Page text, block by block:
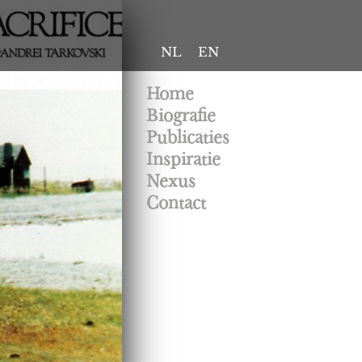
NL EN
Home
Biografie
Publicaties
Inspiratie
Nexus
Contact